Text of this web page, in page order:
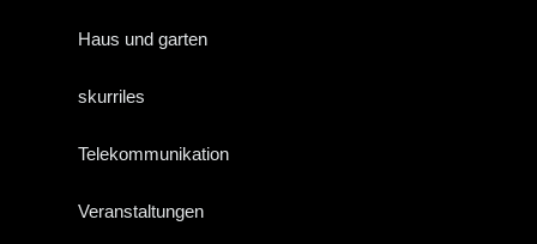
Haus und garten
skurriles
Telekommunikation
Veranstaltungen